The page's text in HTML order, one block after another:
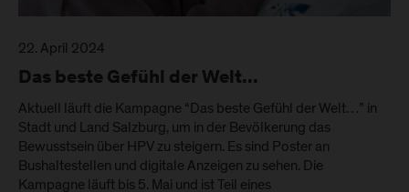
22. April 2024
Das beste Gefühl der Welt...
Aktuell läuft die Kampagne “Das beste Gefühl der Welt…” in
Stadt und Land Salzburg, um in der Bevölkerung das
Bewusstsein über HPV zu steigern. Es sind Poster an
Bushaltestellen und digitale Anzeigen zu sehen. Die
Kampagne läuft bis 5. Mai und ist Teil eines